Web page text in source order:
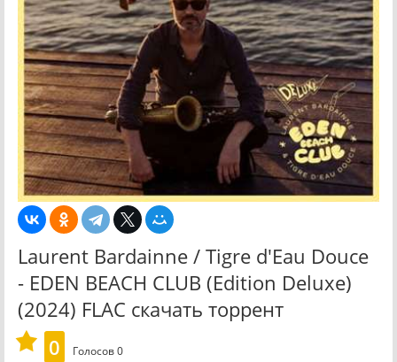
Laurent Bardainne / Tigre d'Eau Douce
- EDEN BEACH CLUB (Edition Deluxe)
(2024) FLAC скачать торрент
0
Голосов0